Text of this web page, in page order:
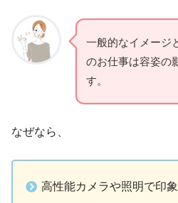
一般的なイメージ
のお仕事は容姿の
す。
なぜなら、
高性能カメラや照明で印